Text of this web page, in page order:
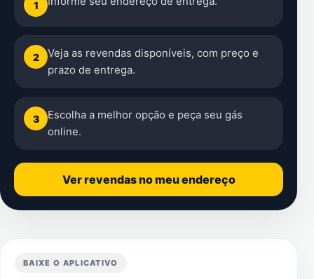
1
2
Veja as revendas disponíveis, com preço e
prazo de entrega.
3
Escolha a melhor opção e peça seu gás
online.
Ver revendas no meu endereço
BAIXE O APLICATIVO